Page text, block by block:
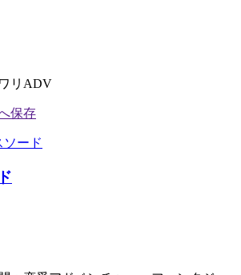
リADV